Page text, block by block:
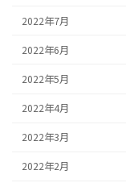
2022年7月
2022年6月
2022年5月
2022年4月
2022年3月
2022年2月